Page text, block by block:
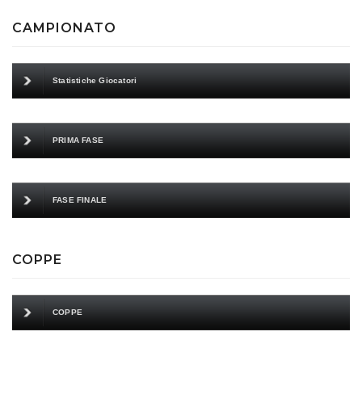
CAMPIONATO
Statistiche Giocatori
PRIMA FASE
FASE FINALE
COPPE
COPPE